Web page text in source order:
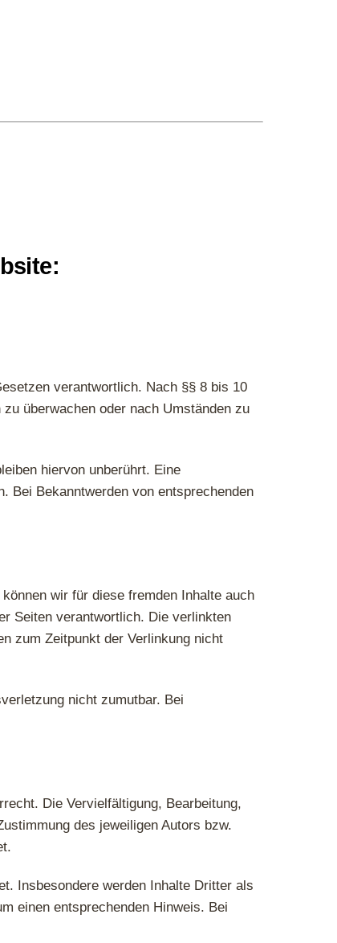
verantwortlich. Nach §§ 8 bis 10
überwachen oder nach Umständen zu
hiervon unberührt. Eine
Bei Bekanntwerden von entsprechenden
wir für diese fremden Inhalte auch
Seiten verantwortlich. Die verlinkten
zum Zeitpunkt der Verlinkung nicht
nicht zumutbar. Bei
Die Vervielfältigung, Bearbeitung,
des jeweiligen Autors bzw.
Insbesondere werden Inhalte Dritter als
einen entsprechenden Hinweis. Bei